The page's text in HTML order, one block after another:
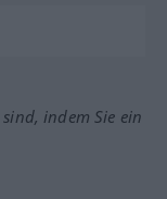
indem Sie ein